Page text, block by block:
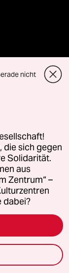
nicht
die sich gegen
Solidarität.
aus
Zentrum“ –
dabei?